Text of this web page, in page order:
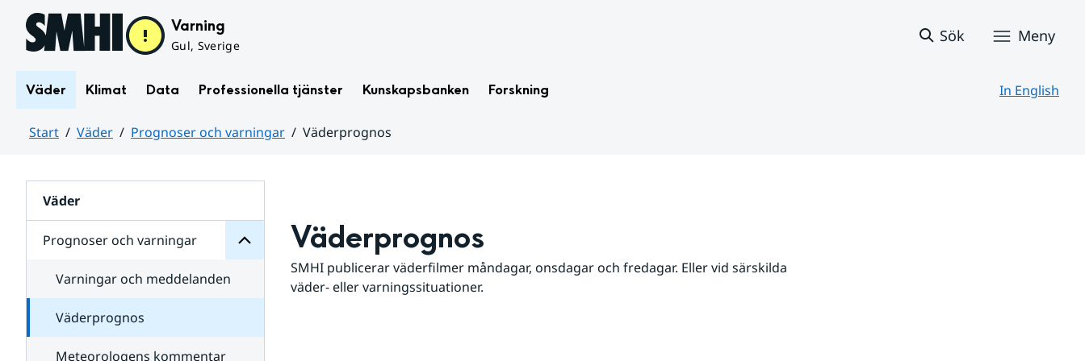
Hoppa till sidans innehåll Varning
Gul, Sverige
Sök Meny
Väder Klimat Data Professionella tjänster Kunskapsbanken Forskning In English
Start Väder Prognoser och varningar
Väderprognos
Väder
Prognoser och varningar
för
varningar
Varningar och meddelanden
Väderprognos
Meteorologens kommentar
Väderprognos
SMHI publicerar väderfilmer måndagar, onsdagar och fredagar. Eller vid särskilda
väder- eller varningssituationer.